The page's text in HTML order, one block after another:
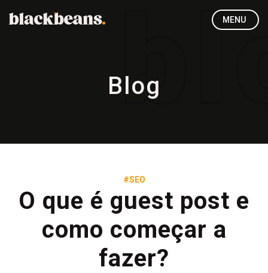
MENU
Blog
#SEO
O que é guest post e
como começar a
fazer?